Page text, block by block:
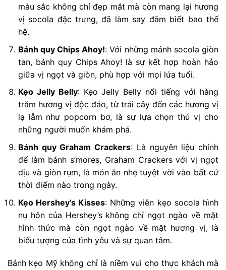
màu sắc không chỉ đẹp mắt mà còn mang lại hương
vị socola đặc trưng, đã làm say đắm biết bao thế
hệ.
Bánh quy Chips Ahoy!: Với những mảnh socola giòn
tan, bánh quy Chips Ahoy! là sự kết hợp hoàn hảo
giữa vị ngọt và giòn, phù hợp với mọi lứa tuổi.
Kẹo Jelly Belly: Kẹo Jelly Belly nổi tiếng với hàng
trăm hương vị độc đáo, từ trái cây đến các hương vị
lạ lẫm như popcorn bơ, là sự lựa chọn thú vị cho
những người muốn khám phá.
Bánh quy Graham Crackers: Là nguyên liệu chính
để làm bánh s’mores, Graham Crackers với vị ngọt
dịu và giòn rụm, là món ăn nhẹ tuyệt vời vào bất cứ
thời điểm nào trong ngày.
Kẹo Hershey’s Kisses: Những viên kẹo socola hình
nụ hôn của Hershey’s không chỉ ngọt ngào về mặt
hình thức mà còn ngọt ngào về mặt hương vị, là
biểu tượng của tình yêu và sự quan tâm.
Bánh kẹo Mỹ không chỉ là niềm vui cho thực khách mà